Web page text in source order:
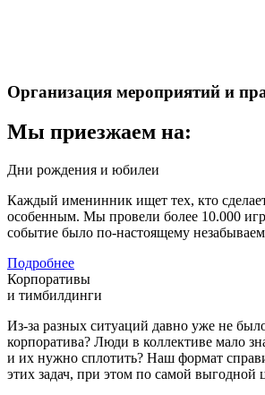
Организация мероприятий и
Мы приезжаем на:
Дни рождения и юбилеи
Каждый именинник ищет тех, кто
особенным. Мы провели более 10.000
событие было по-настоящему
Подробнее
Корпоративы
и тимбилдинги
Из-за разных ситуаций давно уже не
корпоратива? Люди в коллективе мало
и их нужно сплотить? Наш формат
этих задач, при этом по самой выгодной